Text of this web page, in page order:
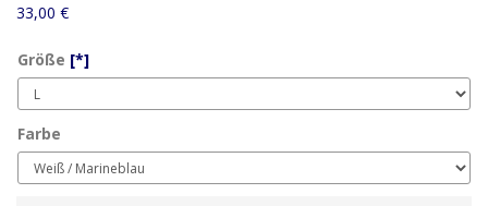
33,00 €
Größe [*]
Farbe